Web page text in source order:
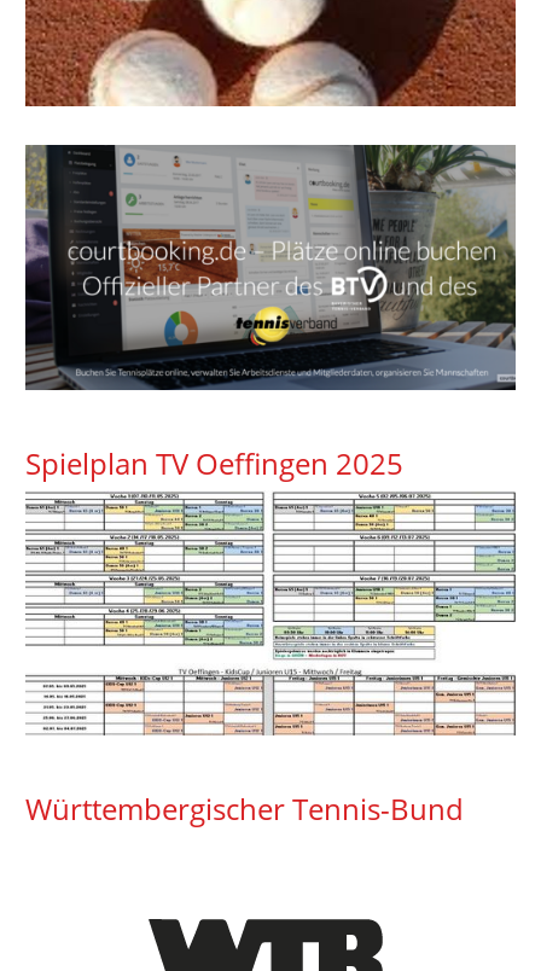
Spielplan TV Oeffingen 2025
Württembergischer Tennis-Bund